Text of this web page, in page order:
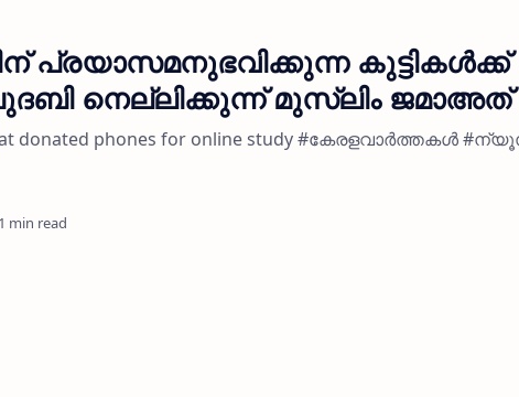
കുട്ടികൾക്ക്
നെല്ലിക്കുന്ന് മുസ്ലിം ജമാഅത്
donated phones for online study #കേരളവാർത്തകൾ
1 min read